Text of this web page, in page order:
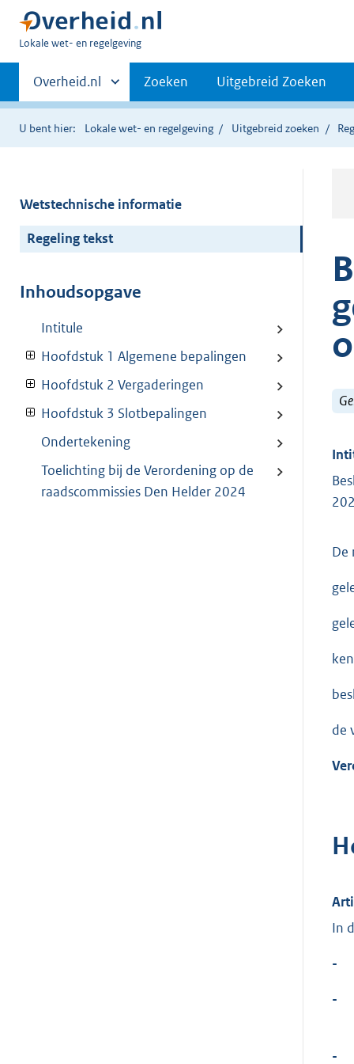
U
hier:
Lokale wet- en regelgeving
Primaire
navigatie
Andere
sites
binnen
Overheid.nl Zoeken Uitgebreid Zoeken
U bent hier: Lokale wet- en regelgeving Uitgebreid zoeken
Wetstechnische informatie
Regeling tekst
Inhoudsopgave
Intitule
Hoofdstuk 1 Algemene bepalingen
Hoofdstuk 2 Vergaderingen
Hoofdstuk 3 Slotbepalingen
Ondertekening
Toelichting bij de Verordening op de
raadscommissies Den Helder 2024
De
de
In
-
-
-